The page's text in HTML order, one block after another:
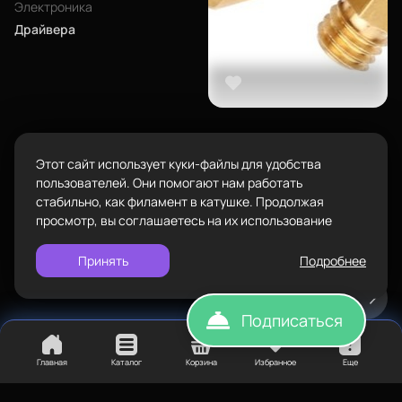
Электроника
Драйвера
150₽
Сопло 0,6 мм
Главная Каталог Корзина Избранное Еще
Сопутствующие товары
Подарочные сертификаты
ул.Проезжая дом 9а
маршрут
Политика конфиденциальности
Этот сайт использует куки-файлы для удобства
пользователей. Они помогают нам работать
стабильно, как филамент в катушке. Продолжая
просмотр, вы соглашаетесь на их использование
Принять Подробнее
Подписаться